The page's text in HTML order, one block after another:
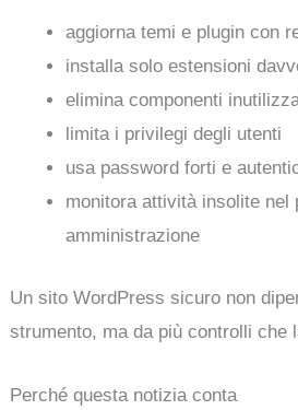
aggiorna temi e plugin con
installa solo estensioni
elimina componenti
limita i privilegi degli utenti
usa password forti e
monitora attività insolite nel
amministrazione
Un sito WordPress sicuro non
strumento, ma da più controlli che
Perché questa notizia conta